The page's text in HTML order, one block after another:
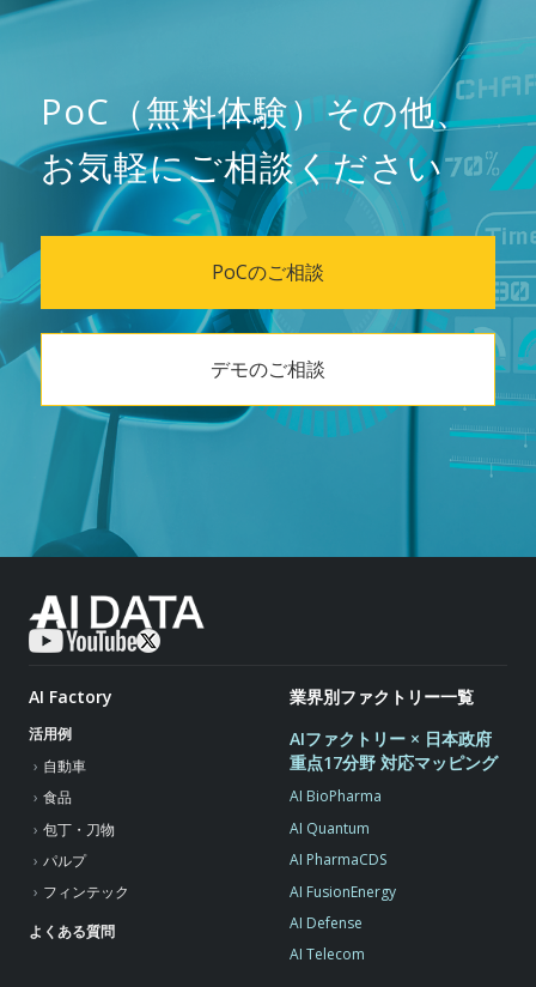
PoC（無料体験）その他、
お気軽にご相談ください
PoCのご相談
デモのご相談
AI Factory
活用例
自動車
食品
包丁・刀物
パルプ
フィンテック
よくある質問
業界別ファクトリー一覧
AIファクトリー × 日本政府
重点17分野 対応マッピング
AI BioPharma
AI Quantum
AI PharmaCDS
AI FusionEnergy
AI Defense
AI Telecom